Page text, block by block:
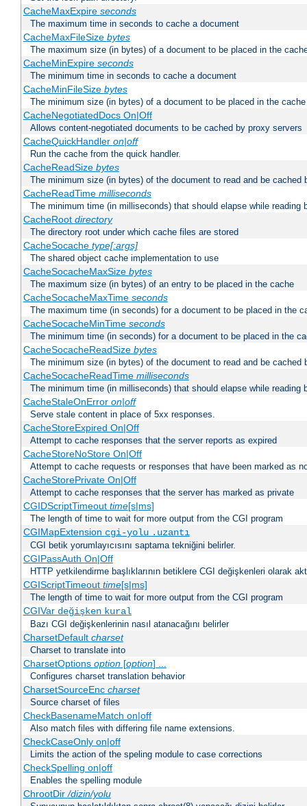
CacheMaxExpire seconds
The maximum time in seconds to cache a document
CacheMaxFileSize bytes
The maximum size (in bytes) of a document to be placed in the
CacheMinExpire seconds
The minimum time in seconds to cache a document
CacheMinFileSize bytes
The minimum size (in bytes) of a document to be placed in the cache
CacheNegotiatedDocs On|Off
Allows content-negotiated documents to be cached by proxy servers
CacheQuickHandler on|off
Run the cache from the quick handler.
CacheReadSize bytes
The minimum size (in bytes) of the document to read and be cached
CacheReadTime milliseconds
The minimum time (in milliseconds) that should elapse while reading
CacheRoot directory
The directory root under which cache files are stored
CacheSocache type[:args]
The shared object cache implementation to use
CacheSocacheMaxSize bytes
The maximum size (in bytes) of an entry to be placed in the cache
CacheSocacheMaxTime seconds
The maximum time (in seconds) for a document to be placed in the
CacheSocacheMinTime seconds
The minimum time (in seconds) for a document to be placed in the
CacheSocacheReadSize bytes
The minimum size (in bytes) of the document to read and be cached
CacheSocacheReadTime milliseconds
The minimum time (in milliseconds) that should elapse while reading
CacheStaleOnError on|off
Serve stale content in place of 5xx responses.
CacheStoreExpired On|Off
Attempt to cache responses that the server reports as expired
CacheStoreNoStore On|Off
Attempt to cache requests or responses that have been marked as
CacheStorePrivate On|Off
Attempt to cache responses that the server has marked as private
CGIDScriptTimeout time[s|ms]
The length of time to wait for more output from the CGI program
CGIMapExtension cgi-yolu .uzantı
CGI betik yorumlayıcısını saptama tekniğini belirler.
CGIPassAuth On|Off
HTTP yetkilendirme başlıklarının betiklere CGI değişkenleri olarak
CGIScriptTimeout time[s|ms]
The length of time to wait for more output from the CGI program
CGIVar değişken kural
Bazı CGI değişkenlerinin nasıl atanacağını belirler
CharsetDefault charset
Charset to translate into
CharsetOptions option[option] ...
Configures charset translation behavior
CharsetSourceEnc charset
Source charset of files
CheckBasenameMatch on|off
Also match files with differing file name extensions.
CheckCaseOnly on|off
Limits the action of the speling module to case corrections
CheckSpelling on|off
Enables the spelling module
ChrootDir/dizin/yolu